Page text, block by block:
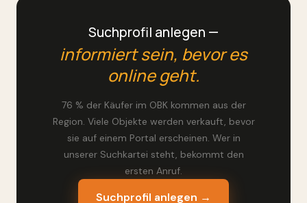
Suchprofil anlegen —
informiert sein, bevor es
online geht.
76 % der Käufer im OBK kommen aus der
Region. Viele Objekte werden verkauft, bevor
sie auf einem Portal erscheinen. Wer in
unserer Suchkartei steht, bekommt den
ersten Anruf.
Suchprofil anlegen →